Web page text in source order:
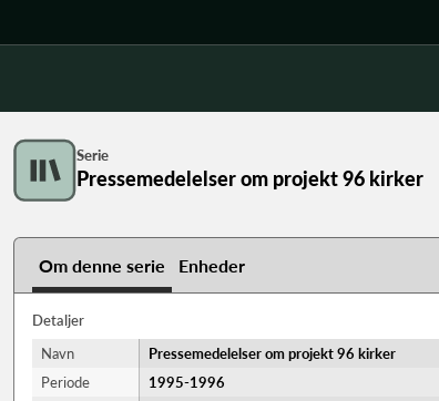
Serie
Pressemedelelser om projekt 96 kirker
Om denne serie Enheder
Detaljer
Navn
Pressemedelelser om projekt 96 kirker
Periode
1995-​1996